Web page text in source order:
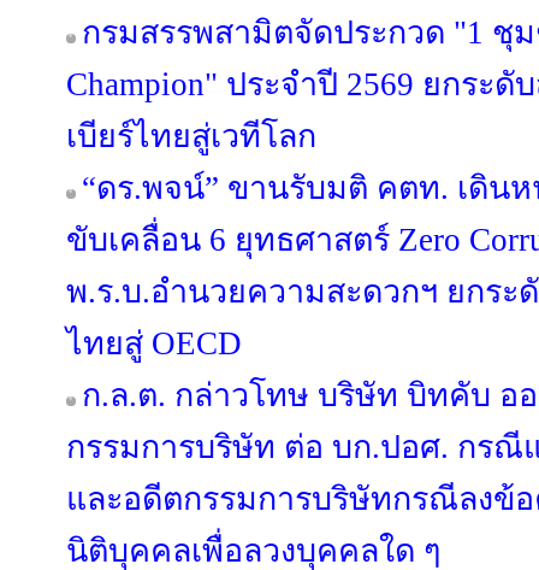
กรมสรรพสามิตจัดประกวด "1 ชุ
Champion" ประจำปี 2569 ยกระ
เบียร์ไทยสู่เวทีโลก
“ดร.พจน์” ขานรับมติ คตท. เดิน
ขับเคลื่อน 6 ยุทธศาสตร์ Zero
พ.ร.บ.อำนวยความสะดวกฯ ยกระ
ไทยสู่ OECD
ก.ล.ต. กล่าวโทษ บริษัท บิทคับ อ
กรรมการบริษัท ต่อ บก.ปอศ. กรณี
และอดีตกรรมการบริษัทกรณีลงข้อ
นิติบุคคลเพื่อลวงบุคคลใด ๆ